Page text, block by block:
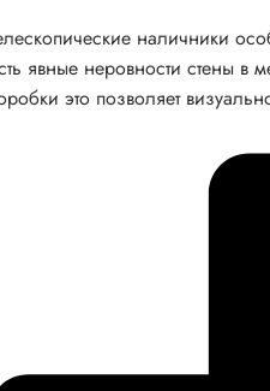
наличники
явные неровности стены в
это позволяет